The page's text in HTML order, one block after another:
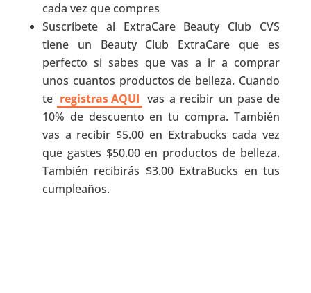
cada vez que compres
Suscríbete al ExtraCare Beauty Club CVS
tiene un Beauty Club ExtraCare que es
perfecto si sabes que vas a ir a comprar
unos cuantos productos de belleza. Cuando
te registras AQUI vas a recibir un pase de
10% de descuento en tu compra. También
vas a recibir $5.00 en Extrabucks cada vez
que gastes $50.00 en productos de belleza.
También recibirás $3.00 ExtraBucks en tus
cumpleaños.